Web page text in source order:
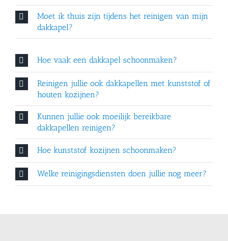
Moet ik thuis zijn tijdens het reinigen van mijn
dakkapel?
Hoe vaak een dakkapel schoonmaken?
Reinigen jullie ook dakkapellen met kunststof of
houten kozijnen?
Kunnen jullie ook moeilijk bereikbare
dakkapellen reinigen?
Hoe kunststof kozijnen schoonmaken?
Welke reinigingsdiensten doen jullie nog meer?